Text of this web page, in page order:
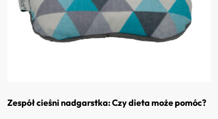
Zespół cieśni nadgarstka: Czy dieta może pomóc?